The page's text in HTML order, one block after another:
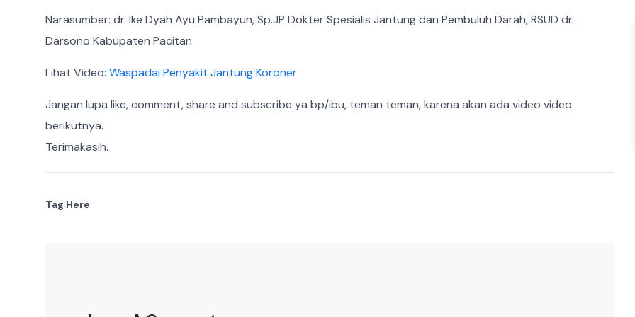
Narasumber: dr. Ike Dyah Ayu Pambayun, Sp.JP Dokter Spesialis Jantung dan Pembuluh Darah, RSUD dr.
Darsono Kabupaten Pacitan
Lihat Video: Waspadai Penyakit Jantung Koroner
Jangan lupa like, comment, share and subscribe ya bp/ibu, teman teman, karena akan ada video video
berikutnya.
Terimakasih.
Tag Here